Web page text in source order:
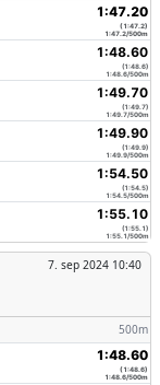
1:47.20
(1:47.2)
1:47.2/500m
1:48.60
(1:48.6)
1:48.6/500m
1:49.70
(1:49.7)
1:49.7/500m
1:49.90
(1:49.9)
1:49.9/500m
1:54.50
(1:54.5)
1:54.5/500m
1:55.10
(1:55.1)
1:55.1/500m
7. sep 2024 10:40
500m
1:48.60
(1:48.6)
1:48.6/500m